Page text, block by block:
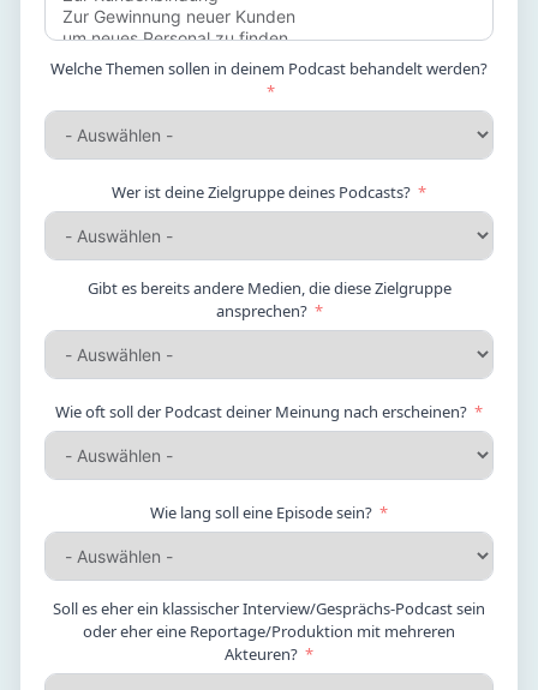
Welche Themen sollen in deinem Podcast behandelt werden?
Wer ist deine Zielgruppe deines Podcasts?
Gibt es bereits andere Medien, die diese Zielgruppe
ansprechen?
Wie oft soll der Podcast deiner Meinung nach erscheinen?
Wie lang soll eine Episode sein?
Soll es eher ein klassischer Interview/Gesprächs-Podcast sein
oder eher eine Reportage/Produktion mit mehreren
Akteuren?